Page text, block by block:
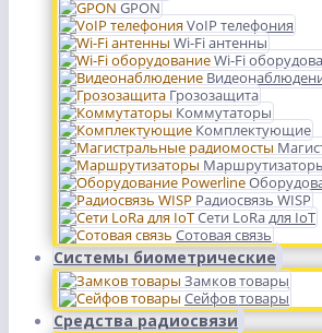
GPON
VoIP телефония
Wi-Fi антенны
Wi-Fi
Грозозащита
Коммутаторы
Комплектующие
Радиосвязь WISP
Сети LoRa для IoT
Сотовая связь
Системы биометрические
Замков товары
Сейфов товары
Средства радиосвязи